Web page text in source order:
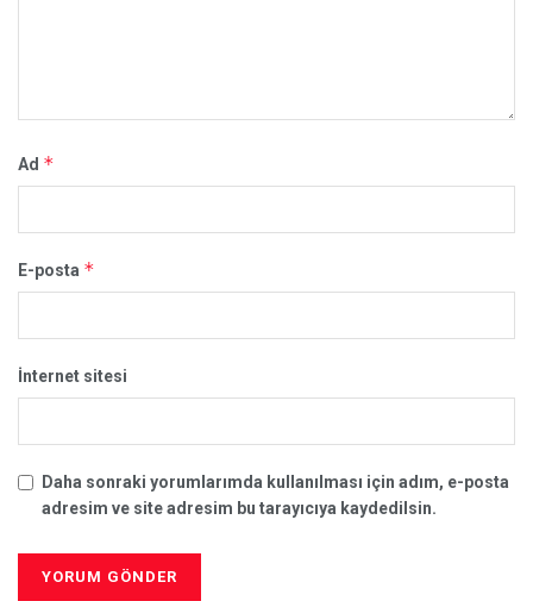
Ad *
E-posta *
İnternet sitesi
Daha sonraki yorumlarımda kullanılması için adım, e-posta
adresim ve site adresim bu tarayıcıya kaydedilsin.